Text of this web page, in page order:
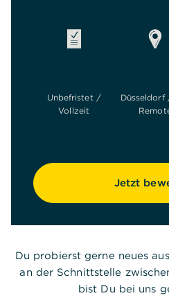
Stelle
Unbefristet /
Vollzeit
Düsseldorf
Jetzt
Du probierst gerne neues
an der Schnittstelle
bist Du bei uns